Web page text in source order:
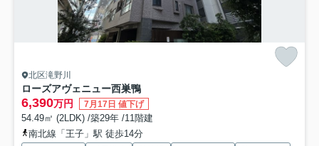
北区滝野川
ローズアヴェニュー西巣鴨
6,390万円 7月17日 値下げ
54.49㎡ (2LDK) /築29年 /11階建
南北線「王子」駅 徒歩14分